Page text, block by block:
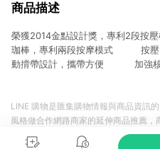
商品描述
榮獲2014金點設計獎，專利2段
珈棒，專利兩段按摩模式 按
動揹帶設計，攜帶方便 加強核
LINE 購物是匯集購物情報與商品資訊
風格做合作網路商家的延伸商品推薦
商品至各合作網路商家，確認現售價